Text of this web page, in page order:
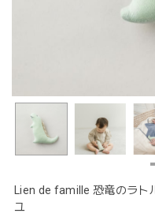
Lien de famille 恐竜のラト
ユ